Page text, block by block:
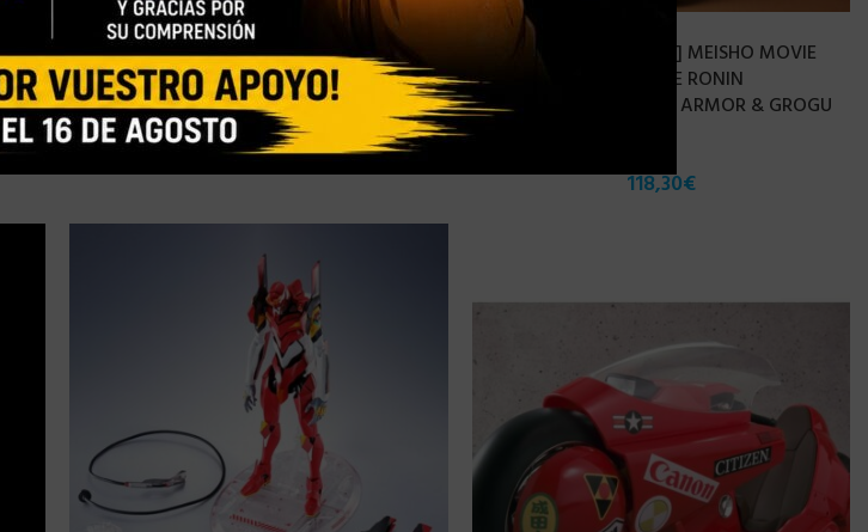
AGOTADO
[PRE-ORDER JUNIO 2022] MOBILE SUIT
GUNDAM ROBOT SPIRITS MS-09F DOM
TROOPER GUNDAM VER A.N.I.M.E. – 13 CM
59,90€
AGOTADO
[PRE-ORDER ABRIL 2022] MEISHO MOVIE
REALIZATION EXCLUSIVE RONIN
MANDALORIAN BESKAR ARMOR & GROGU
118,30€